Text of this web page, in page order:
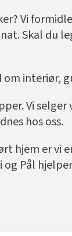
Vi
Skal du
om interiør,
Vi
hos oss.
hjem er
og Pål